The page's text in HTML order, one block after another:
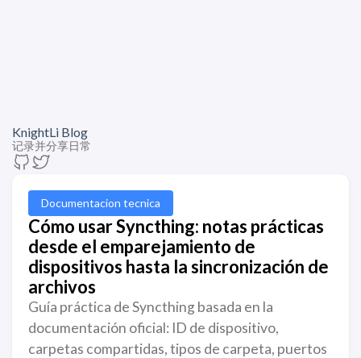
KnightLi Blog
记录并分享日常
Documentacion tecnica
Cómo usar Syncthing: notas prácticas
desde el emparejamiento de
dispositivos hasta la sincronización de
archivos
Guía práctica de Syncthing basada en la
documentación oficial: ID de dispositivo,
carpetas compartidas, tipos de carpeta, puertos